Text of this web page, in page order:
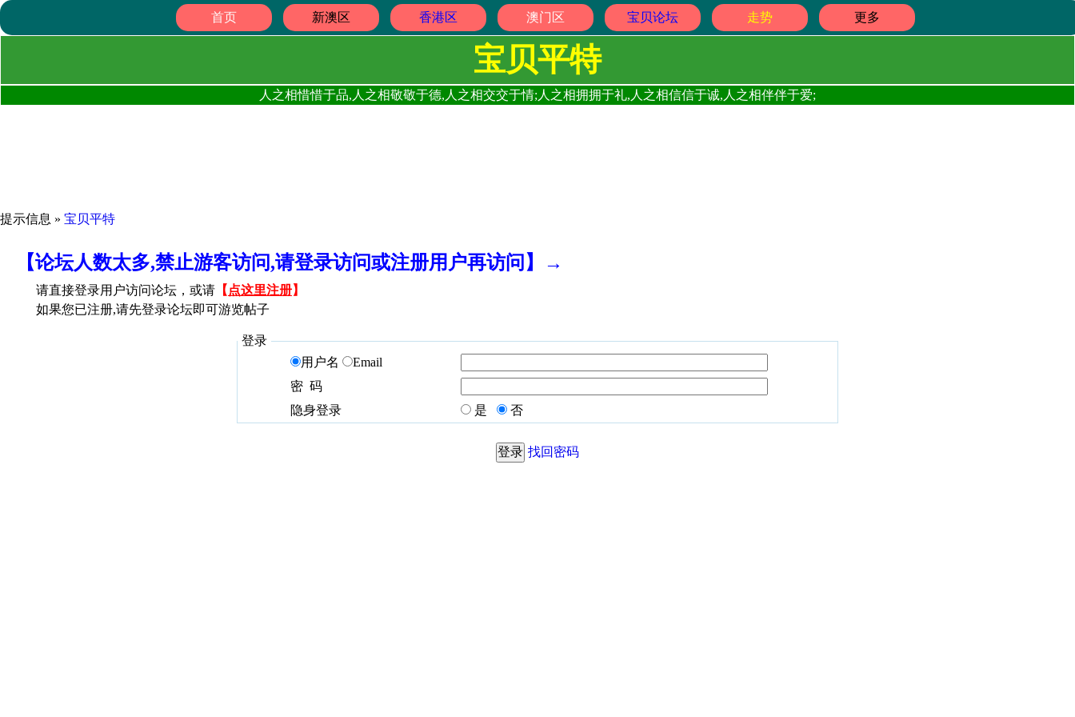
首页 新澳区 香港区 澳门区 宝贝论坛 走势 更多
宝贝平特
人之相惜惜于品,人之相敬敬于德,人之相交交于情;人之相拥拥于礼,人之相信信于诚,人之相伴伴于爱;
提示信息 » 宝贝平特
【论坛人数太多,禁止游客访问,请登录访问或注册用户再访问】→
请直接登录用户访问论坛，或请 【 点这里注册】
如果您已注册,请先登录论坛即可游览帖子
登录
用户名
Email
密 码
隐身登录
是 否
找回密码